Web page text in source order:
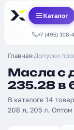
Каталог
+7 (495) 308-
Главная›Допуски
Масла с
235.28 в
В каталоге 14
208 л, 205 л.